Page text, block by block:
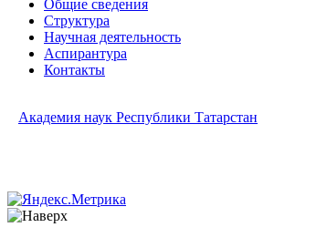
Общие сведения
Структура
Научная деятельность
Аспирантура
Контакты
Академия наук Республики Татарстан